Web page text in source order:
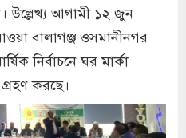
উল্লেখ্য আগামী ১২ জুন
বালাগঞ্জ ওসমানীনগর
নির্বাচনে ঘর মার্কা
করছে।